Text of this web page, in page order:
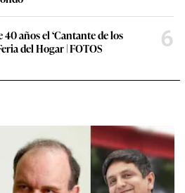
años el ‘Cantante de los
del Hogar | FOTOS
6